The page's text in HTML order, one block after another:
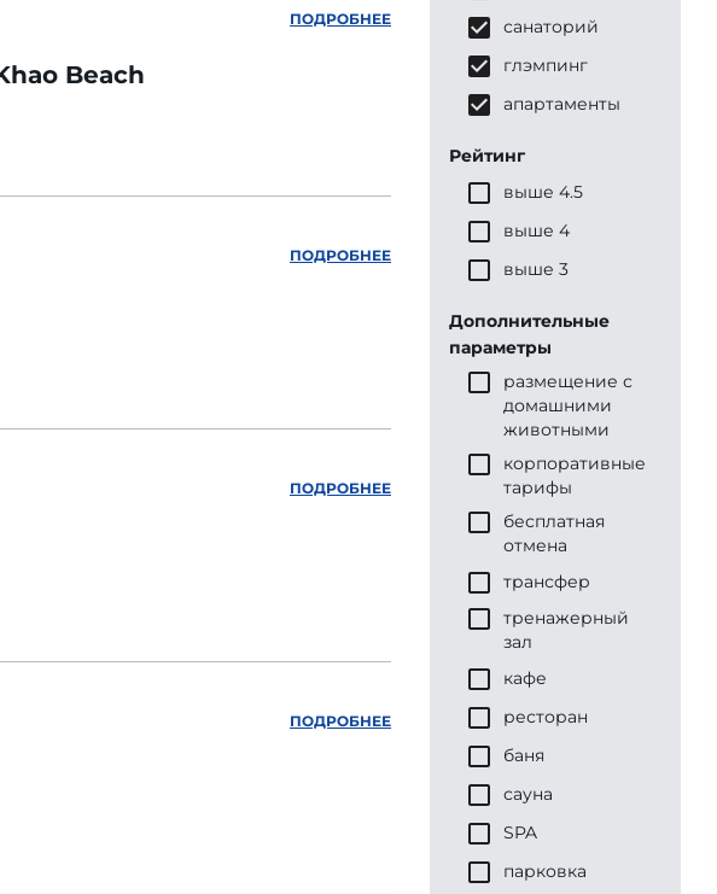
Beach
ПОДРОБНЕЕ
ПОДРОБНЕЕ
ПОДРОБНЕЕ
ПОДРОБНЕЕ
санаторий
глэмпинг
апартаменты
Рейтинг
выше 4.5
выше 4
выше 3
Дополнительные
параметры
размещение с
домашними
животными
корпоративные
тарифы
бесплатная
отмена
трансфер
тренажерный
зал
кафе
ресторан
баня
сауна
SPA
парковка